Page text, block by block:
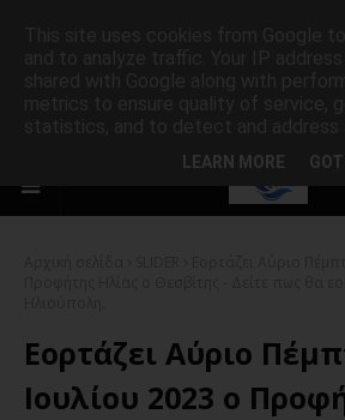
Εορτάζει Αύριο
Ιουλίου 2023 ο
LEARN MORE